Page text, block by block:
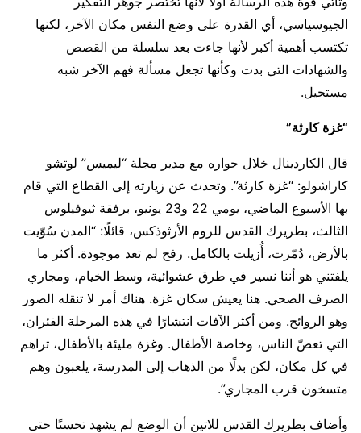
الجيوسياسي، أي القدرة على وضع النفس مكان الآخر، لكنها
تكتسب أهمية أكبر لأنها جاءت بعد سلسلة من القصص
والشهادات التي بدت وكأنها تجعل مسألة فهم الآخر شبه
مستحيل.
“غزة كارثة”
قال الكاردينال خلال حواره مع مدير مجلة “ليميس” لوتشو
كاراشولو: “غزة كارثة”. وتحدث عن زيارته إلى القطاع التي قام
بها الأسبوع الماضي، يومي 22 و23 يونيو، برفقة ثيوفيلوس
الثالث، بطريرك القدس للروم الأرثوذكس، قائلًا: “المدن سُوّيت
بالأرض، دُمّرت، أُزيلت بالكامل. رفح لم تعد موجودة. أكثر ما
يلفتني هو أننا نسير في طرق عشوائية، وسط الخيام، ومجاري
الصرف الصحي. هنا يعيش سكان غزة. هناك أمر لا تنقله الصور
وهو الروائح. ومن أكثر الآفات انتشارًا في هذه المرحلة الفئران،
التي تعضّ الناس، وخاصة الأطفال. وغزة مليئة بالأطفال، تراهم
في كل مكان، لكن بدلًا من الذهاب إلى المدرسة، يلعبون وهم
متسخون قرب المجاري”.
وأضاف بطريرك القدس للاتين أن الوضع لم يشهد تحسنًا حتى